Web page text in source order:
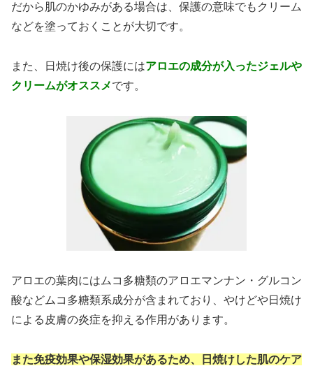
だから肌のかゆみがある場合は、保護の意味でもクリーム
などを塗っておくことが大切です。
また、日焼け後の保護にはアロエの成分が入ったジェルや
クリームがオススメです。
アロエの葉肉にはムコ多糖類のアロエマンナン・グルコン
酸などムコ多糖類系成分が含まれており、やけどや日焼け
による皮膚の炎症を抑える作用があります。
また免疫効果や保湿効果があるため、日焼けした肌のケア